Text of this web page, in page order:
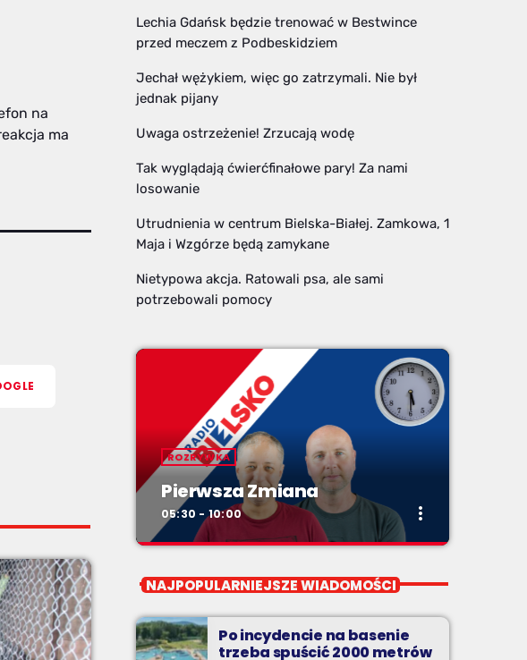
na
ma
Lechia Gdańsk będzie trenować w Bestwince
przed meczem z Podbeskidziem
Jechał wężykiem, więc go zatrzymali. Nie był
jednak pijany
Uwaga ostrzeżenie! Zrzucają wodę
Tak wyglądają ćwierćfinałowe pary! Za nami
losowanie
Utrudnienia w centrum Bielska-Białej. Zamkowa, 1
Maja i Wzgórze będą zamykane
Nietypowa akcja. Ratowali psa, ale sami
potrzebowali pomocy
ROZRYWKA
Pierwsza Zmiana
05:30 - 10:00 more_vert
Pierwsza Zmiana
Codziennie od poniedziałku do piątku od 5:30
NAJPOPULARNIEJSZE WIADOMOŚCI
Po incydencie na basenie
trzeba spuścić 2000 metrów